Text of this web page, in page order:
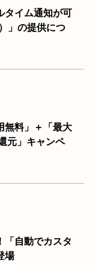
タイム通知が可
」の提供につ
無料」＋「最大
元」キャンペ
「自動でカスタ
場